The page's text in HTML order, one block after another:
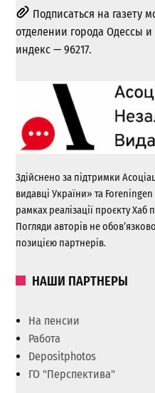
Подписаться на газету
отделении города Одессы
индекс — 96217.
Здійснено за підтримки
видавці України» та
рамках реалізації проєкту Хаб
Погляди авторів не
позицією партнерів.
НАШИ ПАРТНЕРЫ
На пенсии
Работа
Depositphotos
ГО "Перспектива"